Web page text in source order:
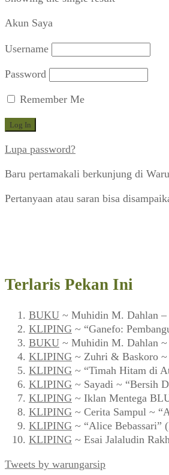
Akun Saya
Username
Password
Remember Me
Lupa password?
Baru pertamakali berkunjung di
Pertanyaan atau saran bisa
Terlaris Pekan Ini
BUKU ~ Muhidin M. Dahlan –
KLIPING ~ “Ganefo:
BUKU ~ Muhidin M. Dahlan ~
KLIPING ~ Zuhri & Baskoro ~
KLIPING ~ “Timah Hitam di
KLIPING ~ Sayadi ~ “Bersih
KLIPING ~ Iklan Mentega
KLIPING ~ Cerita Sampul ~
KLIPING ~ “Alice Bebassari”
KLIPING ~ Esai Jalaludin
Tweets by warungarsip